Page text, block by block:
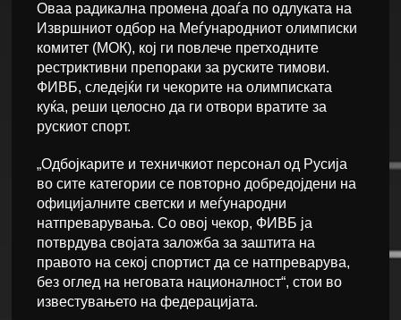
Оваа радикална промена доаѓа по одлуката на
Извршниот одбор на Меѓународниот олимписки
комитет (МОК), кој ги повлече претходните
рестриктивни препораки за руските тимови.
ФИВБ, следејќи ги чекорите на олимписката
куќа, реши целосно да ги отвори вратите за
рускиот спорт.
„Одбојкарите и техничкиот персонал од Русија
во сите категории се повторно добредојдени на
официјалните светски и меѓународни
натпреварувања. Со овој чекор, ФИВБ ја
потврдува својата заложба за заштита на
правото на секој спортист да се натпреварува,
без оглед на неговата националност“, стои во
известувањето на федерацијата.